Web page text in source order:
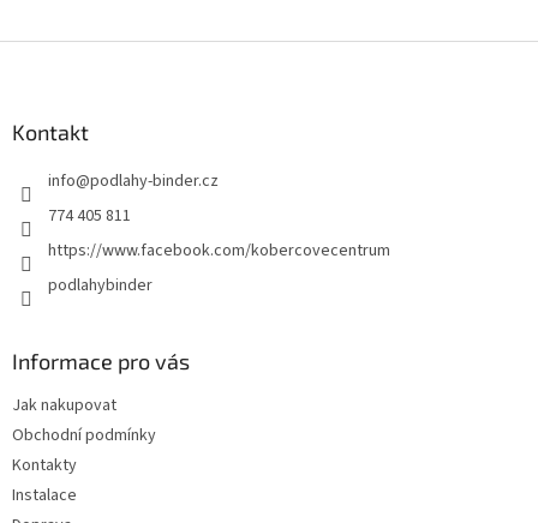
Kontakt
info@podlahy-binder.cz
774 405 811
https://www.facebook.com/kobercovecentrum
podlahybinder
Informace pro vás
Jak nakupovat
Obchodní podmínky
Kontakty
Instalace